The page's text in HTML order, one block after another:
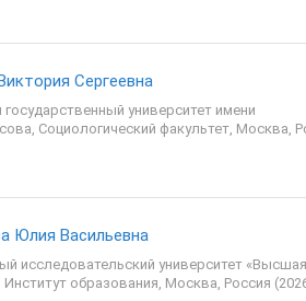
Сергеевна
университет имени
Социологический факультет, Москва,
Юлия Васильевна
исследовательский университет
Институт образования, Москва, Россия